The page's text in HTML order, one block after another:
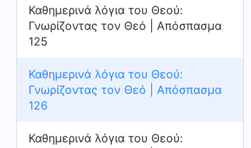
Καθημερινά λόγια του Θεού:
Γνωρίζοντας τον Θεό | Απόσπασμα
125
Καθημερινά λόγια του Θεού:
Γνωρίζοντας τον Θεό | Απόσπασμα
126
Καθημερινά λόγια του Θεού: